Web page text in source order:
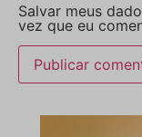
Salvar meus
vez que eu